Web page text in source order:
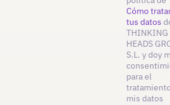
Cómo
tus datos
THINKING
HEADS
S.L. y doy
para el
mis datos